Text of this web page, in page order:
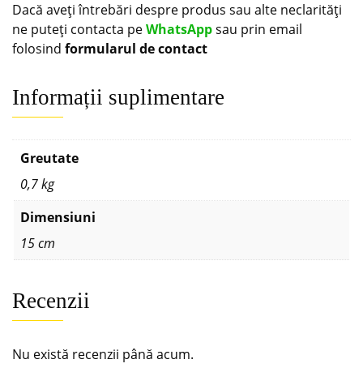
Dacă aveți întrebări despre produs sau alte neclarități
ne puteți contacta peWhatsAppsau prin email
folosind formularul de contact
Informații suplimentare
Greutate
0,7 kg
Dimensiuni
15 cm
Recenzii
Nu există recenzii până acum.